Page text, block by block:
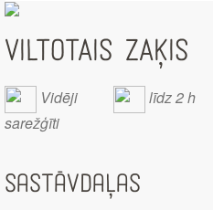
VILTOTAIS ZAĶIS
Vidēji
sarežģīti
līdz 2 h
Sastāvdaļas